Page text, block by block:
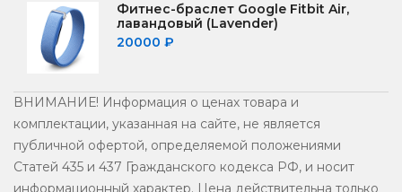
Фитнес-браслет Google Fitbit Air,
лавандовый (Lavender)
20000 ₽
ВНИМАНИЕ! Информация о ценах товара и
комплектации, указанная на сайте, не является
публичной офертой, определяемой положениями
Статей 435 и 437 Гражданского кодекса РФ, и носит
информационный характер. Цена действительна только